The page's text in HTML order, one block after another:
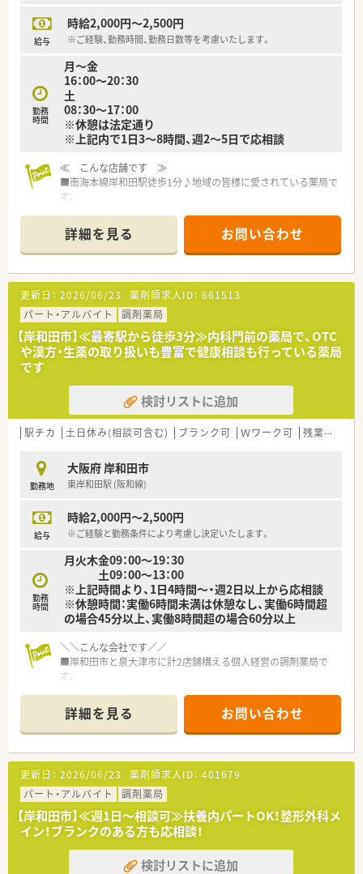
給与
時給2,000円～2,500円
※ご経験、勤務時間、勤務日数等を考慮いたします。
勤務
時間
月～金
16：00～20：30
土
08：30～17：00
※休憩は法定通り
※上記内で1日3～8時間、週2～5日で応相談
≪ こんな店舗です ≫
■南海本線岸和田駅徒歩1分♪地域の皆様に愛されている薬局で
す。
時は中央出口東側から出ていただくと、コンビニやドラッグスト
アがあり便利です。
■人員配置が充実している為、薬剤師の働きやすさはもちろん、
患者様からも待ち時間も短いと好評価いただけています。
≪ 業務内容 ≫
■１日の平均処方箋枚数は200枚。（4500枚/月）
枚数だけを見ると多く感じますが、一人あたりは25枚程度です
のでご安心くださいませ。
■薬剤師は常勤7名、パート2名の常時８名体制！
ます。
■主に内科, 外科, 消化器科, 整形外科, 眼科, 在宅(施設)がメイン
となり、担当施設は100名程になります。
■南大阪を中心に5店舗を展開している地域密着型の薬局です。
■在宅業務に注力されており、注射ポンプも使用するため、1店
舗を除き、全店舗で無菌調剤室を完備！
癌患者、他に神経難病など）が多く、近畿大学や野江病院などと
連携しながらドクターとの往診同行も行っております。
キルアップに力を入れております。
■2ヶ月に一回、地域の方に向けた健康教室を開催されています
(参加費は無料)
直近のテーマは「日焼けについて」「日焼けと食事」などがござい
ます(管理栄養士も在籍)
も教えて頂ける環境です。
■残業もしっかり管理！1分単位で支給されます。
詳細を見る お問い合わせ
更新日： 2026/06/23 薬剤師求人ID： 661513
パート・アルバイト
調剤薬局
【岸和田市】≪最寄駅から徒歩3分≫内科門前の薬局で、OTC
や漢方・生薬の取り扱いも豊富で健康相談も行っている薬局
です
検討リストに追加
駅チカ 土日休み(相談可含む) ブランク可 Ｗワーク可 残業なし(ほぼなし含む)
勤務地
大阪府 岸和田市
東岸和田駅 (阪和線)
給与
時給2,000円～2,500円
※ご経験と勤務条件により考慮し決定いたします。
勤務
時間
月火木金09：00～19：30
土09：00～13：00
※上記時間より、1日4時間～・週2日以上から応相談
※休憩時間：実働6時間未満は休憩なし、実働6時間超
の場合45分以上、実働8時間超の場合60分以上
＼＼こんな会社です／／
■岸和田市と泉大津市に計2店舗構える個人経営の調剤薬局で
す。
西洋だけでなく東洋医学のノウハウも活かしながら患者様の健
康サポートをしています。
＼＼こんな薬局です／／
■東岸和田駅から徒歩3分と好アクセス♪駅近ですが車通勤も可
能です！
■内科の処方箋をメインに30枚/日程度の処方箋を受けていま
す。
■現状では薬剤師1名体制・事務1～2名体制で薬局を運営してい
ます。
■OTCや漢方・生薬の取り扱いも豊富で、健康サポート薬局とし
て漢方を中心として健康相談も行っています。
詳細を見る お問い合わせ
更新日： 2026/06/23 薬剤師求人ID： 401679
パート・アルバイト
調剤薬局
【岸和田市】≪週1日～相談可≫扶養内パートOK！整形外科メ
イン！ブランクのある方も応相談！
検討リストに追加